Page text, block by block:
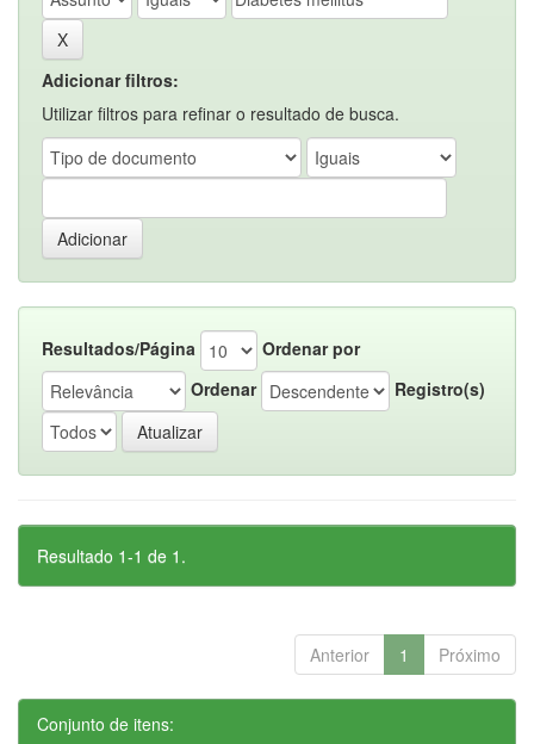
Adicionar filtros:
Utilizar filtros para refinar o resultado de busca.
Resultados/Página
Ordenar por
Ordenar
Registro(s)
Resultado 1-1 de 1.
Anterior 1 Próximo
Conjunto de itens: